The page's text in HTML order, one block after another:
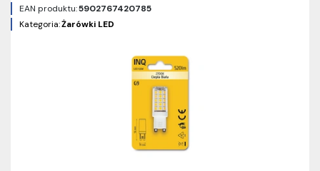
EAN produktu:5902767420785
Kategoria:Żarówki LED